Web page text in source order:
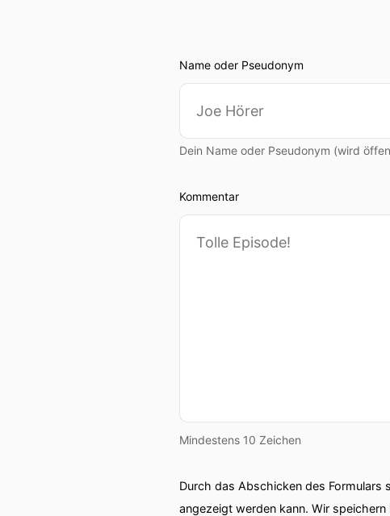
Name oder Pseudonym
Dein Name oder Pseudonym (wird
Kommentar
Mindestens 10 Zeichen
Durch das Abschicken des
angezeigt werden kann. Wir